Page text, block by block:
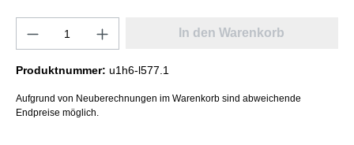
In den Warenkorb
Produktnummer: u1h6-l577.1
Aufgrund von Neuberechnungen im Warenkorb sind abweichende
Endpreise möglich.